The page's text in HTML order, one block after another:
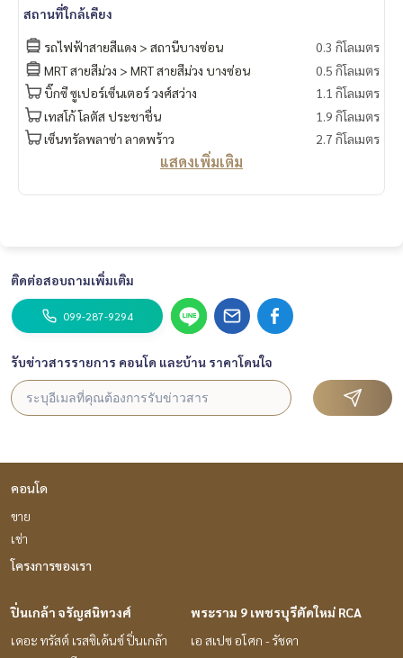
สถานที่ใกล้เคียง
รถไฟฟ้าสายสีแดง > สถานีบางซ่อน
0.3 กิโลเมตร
MRT สายสีม่วง > MRT สายสีม่วง บางซ่อน
0.5 กิโลเมตร
บิ๊กซี ซูเปอร์เซ็นเตอร์ วงศ์สว่าง
1.1 กิโลเมตร
เทสโก้ โลตัส ประชาชื่น
1.9 กิโลเมตร
เซ็นทรัลพลาซ่า ลาดพร้าว
2.7 กิโลเมตร
แสดงเพิ่มเติม
ติดต่อสอบถามเพิ่มเติม
099-287-9294
รับข่าวสารรายการ คอนโด และบ้าน ราคาโดนใจ
คอนโด
ขาย
เช่า
โครงการของเรา
ปิ่นเกล้า จรัญสนิทวงศ์
เดอะ ทรัสต์ เรสซิเด้นซ์ ปิ่นเกล้า
พระราม 9 เพชรบุรีตัดใหม่ RCA
เอ สเปซ อโศก - รัชดา